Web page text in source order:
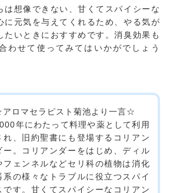
は想像できない、甘くてスパイシーな
に元気を与えてくれるため、やる気が
たいときにおすすめです。消臭効果も
わせて使ってみてはいかがでしょう
ロマセラピスト菊池より一言☆
年にわたって料理や薬として利用
れ、旧約聖書にも登場するコリアン
ー。コリアンダーをはじめ、ディル
フェンネルなどセリ科の植物は消化
系の様々なトラブルに役立つスパイ
です。甘くてスパイシーなコリアン